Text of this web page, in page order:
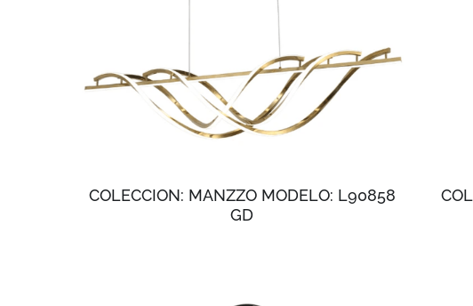
COLECCION: MANZZO MODELO: L90858
GD